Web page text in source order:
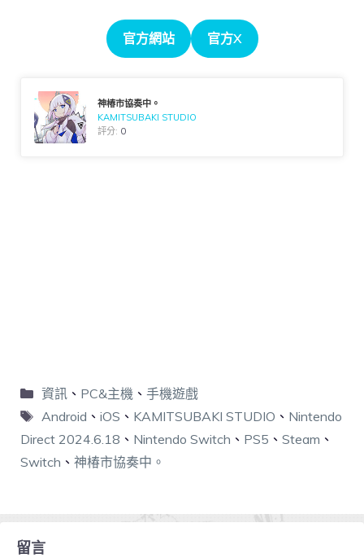
官方網站 官方X
神椿市協奏中。
KAMITSUBAKI STUDIO
評分: 0
資訊、 PC&主機 、 手機遊戲
Android 、 iOS 、 KAMITSUBAKI STUDIO 、 Nintendo
Direct 2024.6.18 、 Nintendo Switch 、 PS5 、 Steam 、
Switch 、 神椿市協奏中。
留言